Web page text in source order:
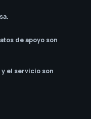
de apoyo son
el servicio son